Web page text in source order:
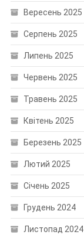
Вересень 2025
Серпень 2025
Липень 2025
Червень 2025
Травень 2025
Квітень 2025
Березень 2025
Лютий 2025
Січень 2025
Грудень 2024
Листопад 2024